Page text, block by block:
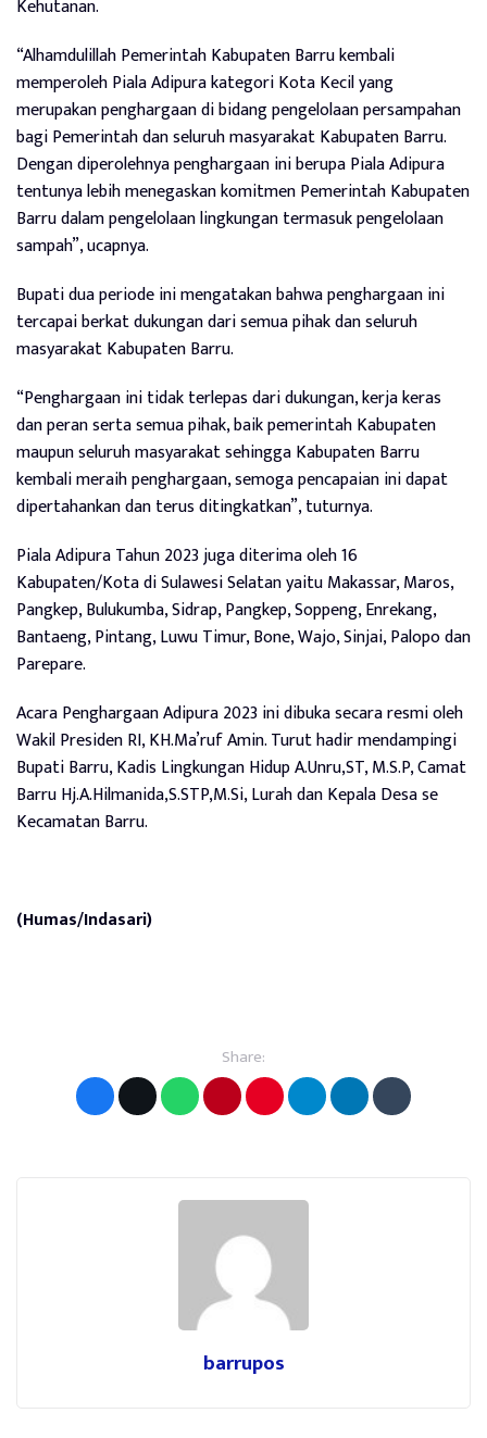
Kehutanan.
“Alhamdulillah Pemerintah Kabupaten Barru kembali
memperoleh Piala Adipura kategori Kota Kecil yang
merupakan penghargaan di bidang pengelolaan persampahan
bagi Pemerintah dan seluruh masyarakat Kabupaten Barru.
Dengan diperolehnya penghargaan ini berupa Piala Adipura
tentunya lebih menegaskan komitmen Pemerintah Kabupaten
Barru dalam pengelolaan lingkungan termasuk pengelolaan
sampah”, ucapnya.
Bupati dua periode ini mengatakan bahwa penghargaan ini
tercapai berkat dukungan dari semua pihak dan seluruh
masyarakat Kabupaten Barru.
“Penghargaan ini tidak terlepas dari dukungan, kerja keras
dan peran serta semua pihak, baik pemerintah Kabupaten
maupun seluruh masyarakat sehingga Kabupaten Barru
kembali meraih penghargaan, semoga pencapaian ini dapat
dipertahankan dan terus ditingkatkan”, tuturnya.
Piala Adipura Tahun 2023 juga diterima oleh 16
Kabupaten/Kota di Sulawesi Selatan yaitu Makassar, Maros,
Pangkep, Bulukumba, Sidrap, Pangkep, Soppeng, Enrekang,
Bantaeng, Pintang, Luwu Timur, Bone, Wajo, Sinjai, Palopo dan
Parepare.
Acara Penghargaan Adipura 2023 ini dibuka secara resmi oleh
Wakil Presiden RI, KH.Ma’ruf Amin. Turut hadir mendampingi
Bupati Barru, Kadis Lingkungan Hidup A.Unru,ST, M.S.P, Camat
Barru Hj.A.Hilmanida,S.STP,M.Si, Lurah dan Kepala Desa se
Kecamatan Barru.
(Humas/Indasari)
Share:
barrupos